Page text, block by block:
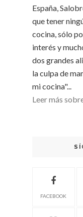
España,
que tener
cocina, sólo
interés y
dos grandes
la culpa de
mi cocina"...
Leer más
FACEBOOK